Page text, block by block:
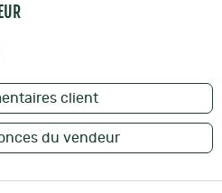
client
du vendeur